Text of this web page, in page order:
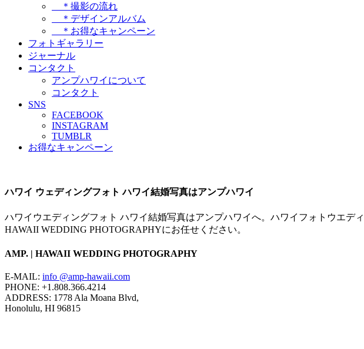
＊撮影の流れ
＊デザインアルバム
＊お得なキャンペーン
フォトギャラリー
ジャーナル
コンタクト
アンプハワイについて
コンタクト
SNS
FACEBOOK
INSTAGRAM
TUMBLR
お得なキャンペーン
ハワイ ウェディングフォト ハワイ結婚写真はアンプハワイ
ハワイウエディングフォト ハワイ結婚写真はアンプハワイへ。ハワイフォトウエデ
HAWAII WEDDING PHOTOGRAPHYにお任せください。
AMP. | HAWAII WEDDING PHOTOGRAPHY
E-MAIL: info @amp-hawaii.com
PHONE: +1.808.366.4214
ADDRESS: 1778 Ala Moana Blvd,
Honolulu, HI 96815